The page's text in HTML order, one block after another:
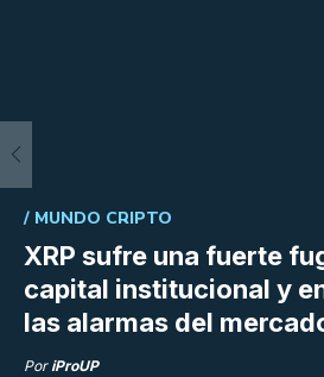
XRP sufre una fuerte
capital institucional y
las alarmas del
/ MUNDO CRIPTO
PoriProUP